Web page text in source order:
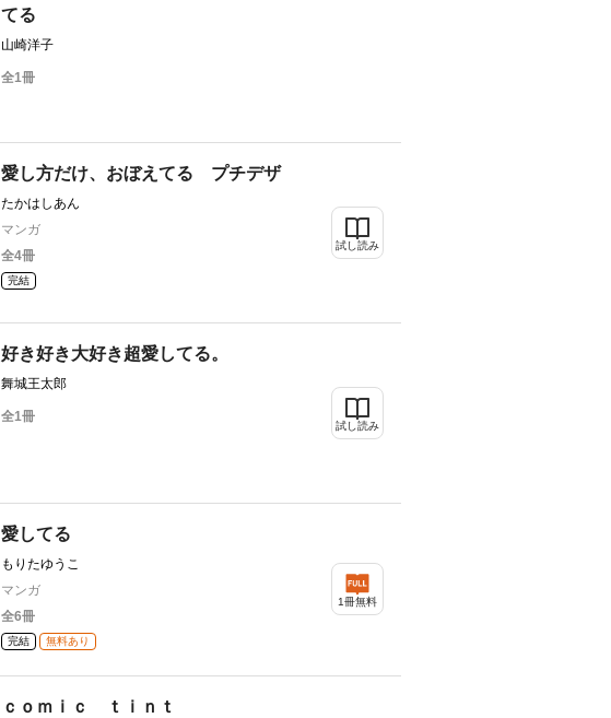
てる
山崎洋子
全1冊
愛し方だけ、おぼえてる プチデザ
たかはしあん
マンガ
全4冊
完結
試し読み
好き好き大好き超愛してる。
舞城王太郎
全1冊
試し読み
愛してる
もりたゆうこ
マンガ
全6冊
完結 無料あり
1冊無料
ｃｏｍｉｃ ｔｉｎｔ